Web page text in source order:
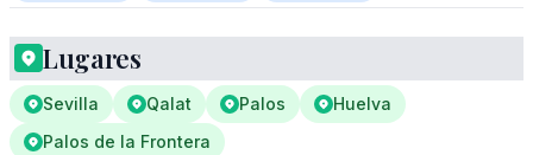
Lugares
Sevilla Qalat Palos
Huelva
Palos de la Frontera